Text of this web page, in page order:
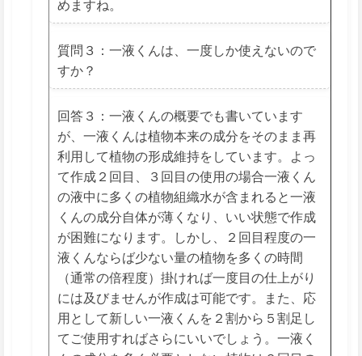
めますね。
質問３：一液くんは、一度しか使えないので
すか？
回答３：一液くんの概要でも書いています
が、一液くんは植物本来の成分をそのまま再
利用して植物の形成維持をしています。よっ
て作成２回目、３回目の使用の場合一液くん
の液中に多くの植物組織水が含まれると一液
くんの成分自体が薄くなり、いい状態で作成
が困難になります。しかし、２回目程度の一
液くんならば少ない量の植物を多くの時間
（通常の倍程度）掛ければ一度目の仕上がり
には及びませんが作成は可能です。また、応
用として新しい一液くんを２割から５割足し
てご使用すればさらにいいでしょう。一液く